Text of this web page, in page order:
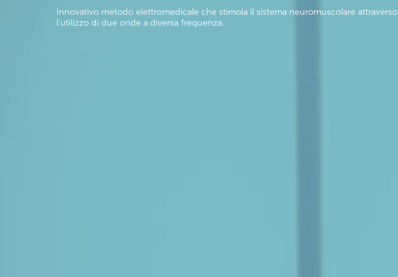
Innovativo metodo elettromedicale che stimola il sistema neuromuscolare attraverso
l’utilizzo di due onde a diversa frequenza.